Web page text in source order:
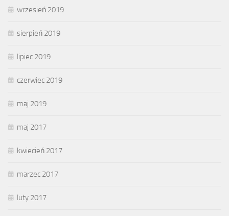
wrzesień 2019
sierpień 2019
lipiec 2019
czerwiec 2019
maj 2019
maj 2017
kwiecień 2017
marzec 2017
luty 2017